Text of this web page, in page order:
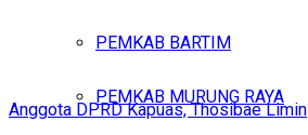
PEMKAB BARTIM
PEMKAB MURUNG RAYA
Anggota DPRD Kapuas, Thosibae Limin